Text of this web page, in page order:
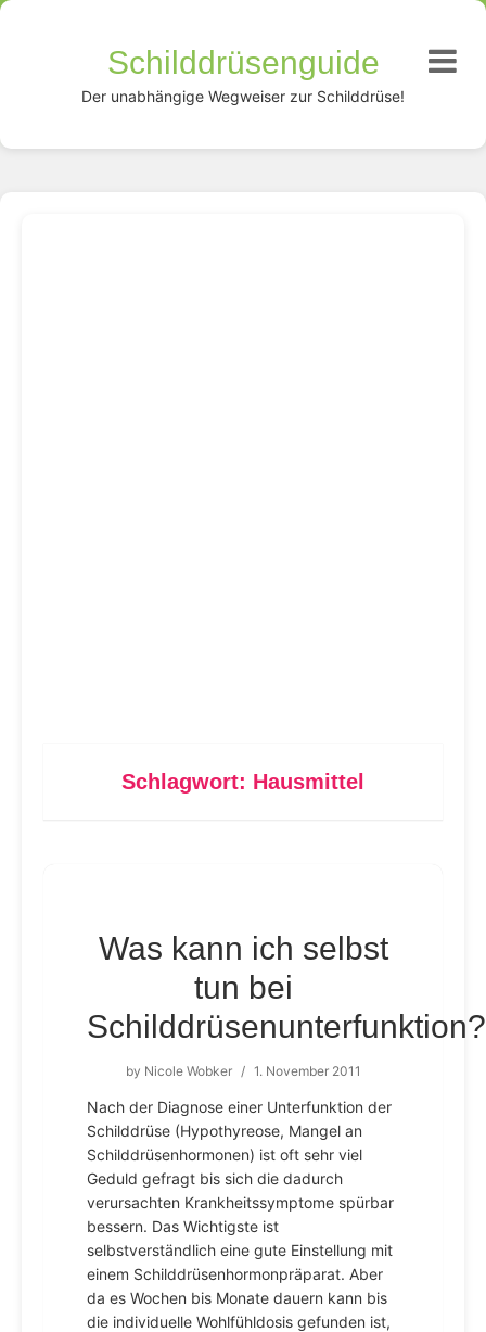
Schilddrüsenguide
Der unabhängige Wegweiser zur Schilddrüse!
Schlagwort: Hausmittel
Was kann ich selbst
tun bei
Schilddrüsenunterfunktion?
by Nicole Wobker / 1. November 2011
Nach der Diagnose einer Unterfunktion der
Schilddrüse (Hypothyreose, Mangel an
Schilddrüsenhormonen) ist oft sehr viel
Geduld gefragt bis sich die dadurch
verursachten Krankheitssymptome spürbar
bessern. Das Wichtigste ist
selbstverständlich eine gute Einstellung mit
einem Schilddrüsenhormonpräparat. Aber
da es Wochen bis Monate dauern kann bis
die individuelle Wohlfühldosis gefunden ist,